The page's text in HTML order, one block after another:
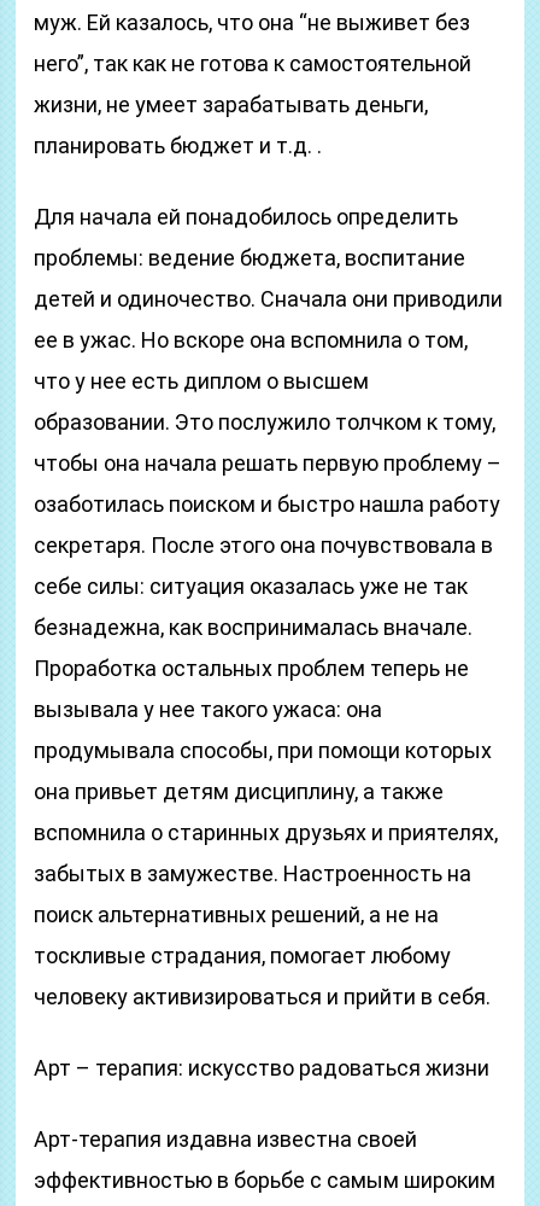
муж. Ей казалось, что она “не выживет без
него”, так как не готова к самостоятельной
жизни, не умеет зарабатывать деньги,
планировать бюджет и т.д. .
Для начала ей понадобилось определить
проблемы: ведение бюджета, воспитание
детей и одиночество. Сначала они приводили
ее в ужас. Но вскоре она вспомнила о том,
что у нее есть диплом о высшем
образовании. Это послужило толчком к тому,
чтобы она начала решать первую проблему –
озаботилась поиском и быстро нашла работу
секретаря. После этого она почувствовала в
себе силы: ситуация оказалась уже не так
безнадежна, как воспринималась вначале.
Проработка остальных проблем теперь не
вызывала у нее такого ужаса: она
продумывала способы, при помощи которых
она привьет детям дисциплину, а также
вспомнила о старинных друзьях и приятелях,
забытых в замужестве. Настроенность на
поиск альтернативных решений, а не на
тоскливые страдания, помогает любому
человеку активизироваться и прийти в себя.
Арт – терапия: искусство радоваться жизни
Арт-терапия издавна известна своей
эффективностью в борьбе с самым широким